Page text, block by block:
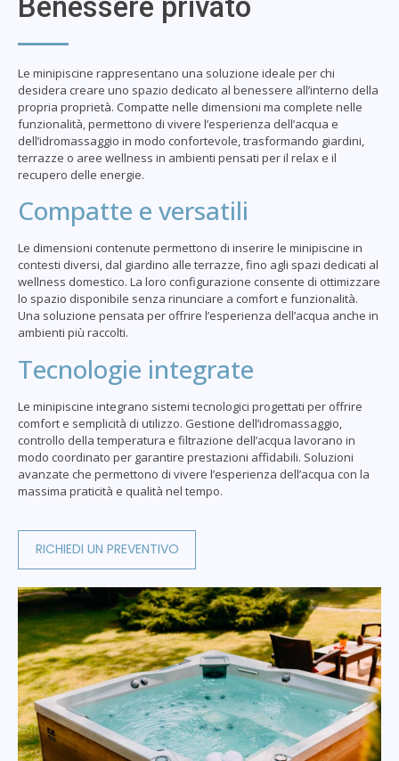
Le minipiscine rappresentano una soluzione ideale per chi
desidera creare uno spazio dedicato al benessere all’interno della
propria proprietà. Compatte nelle dimensioni ma complete nelle
funzionalità, permettono di vivere l’esperienza dell’acqua e
dell’idromassaggio in modo confortevole, trasformando giardini,
terrazze o aree wellness in ambienti pensati per il relax e il
recupero delle energie.
Compatte e versatili
Le dimensioni contenute permettono di inserire le minipiscine in
contesti diversi, dal giardino alle terrazze, fino agli spazi dedicati al
wellness domestico. La loro configurazione consente di ottimizzare
lo spazio disponibile senza rinunciare a comfort e funzionalità.
Una soluzione pensata per offrire l’esperienza dell’acqua anche in
ambienti più raccolti.
Tecnologie integrate
Le minipiscine integrano sistemi tecnologici progettati per offrire
comfort e semplicità di utilizzo. Gestione dell’idromassaggio,
controllo della temperatura e filtrazione dell’acqua lavorano in
modo coordinato per garantire prestazioni affidabili. Soluzioni
avanzate che permettono di vivere l’esperienza dell’acqua con la
massima praticità e qualità nel tempo.
RICHIEDI UN PREVENTIVO